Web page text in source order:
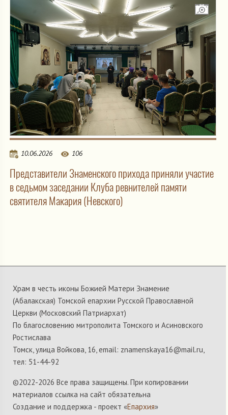
10.06.2026 106
Представители Знаменского прихода приняли участие
в седьмом заседании Клуба ревнителей памяти
святителя Макария (Невского)
Храм в честь иконы Божией Матери Знамение
(Абалакская) Томской епархии Русской Православной
Церкви (Московский Патриархат)
По благословению митрополита Томского и Асиновского
Ростислава
Томск, улица Войкова, 16, email: znamenskaya16@mail.ru,
тел: 51-44-92
©2022-2026 Все права защищены. При копировании
материалов ссылка на сайт обязательна
Создание и поддержка - проект «Епархия»